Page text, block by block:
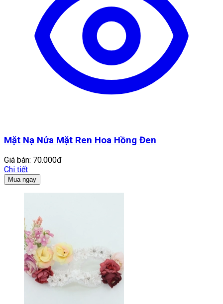
Mặt Nạ Nửa Mặt Ren Hoa Hồng Đen
Giá bán: 70.000đ
Chi tiết
Mua ngay